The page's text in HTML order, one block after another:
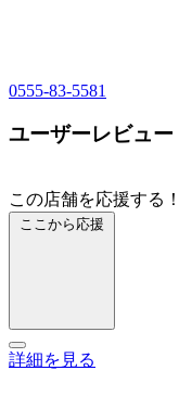
0555-83-5581
ユーザーレビュー
この店舗を応援する！
ここから応援
詳細を見る